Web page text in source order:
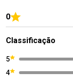
0
Classificação
5
4